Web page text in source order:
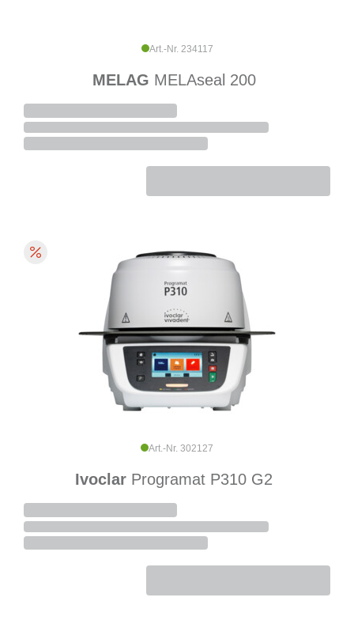
Art.-Nr. 234117
MELAG MELAseal 200
Art.-Nr. 302127
Ivoclar Programat P310 G2